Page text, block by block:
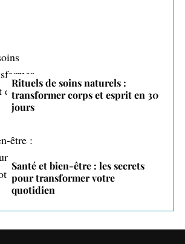
Rituels de soins naturels :
transformer corps et esprit en 30
jours
Santé et bien-être : les secrets
pour transformer votre
quotidien